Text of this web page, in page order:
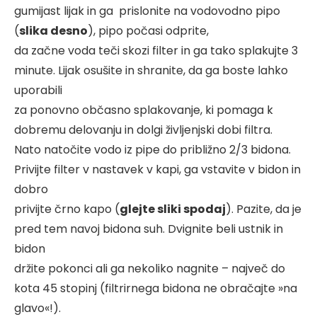
gumijast lijak in ga prislonite na vodovodno pipo
(slika desno), pipo počasi odprite,
da začne voda teči skozi filter in ga tako splakujte 3
minute. Lijak osušite in shranite, da ga boste lahko
uporabili
za ponovno občasno splakovanje, ki pomaga k
dobremu delovanju in dolgi življenjski dobi filtra.
Nato natočite vodo iz pipe do približno 2/3 bidona.
Privijte filter v nastavek v kapi, ga vstavite v bidon in
dobro
privijte črno kapo (glejte sliki spodaj). Pazite, da je
pred tem navoj bidona suh. Dvignite beli ustnik in
bidon
držite pokonci ali ga nekoliko nagnite – največ do
kota 45 stopinj (filtrirnega bidona ne obračajte »na
glavo«!).